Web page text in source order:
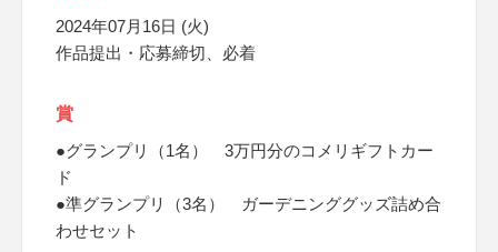
2024年07月16日 (火)
作品提出・応募締切、必着
賞
●グランプリ（1名） 3万円分のコメリギフトカー
ド
●準グランプリ（3名） ガーデニンググッズ詰め合
わせセット